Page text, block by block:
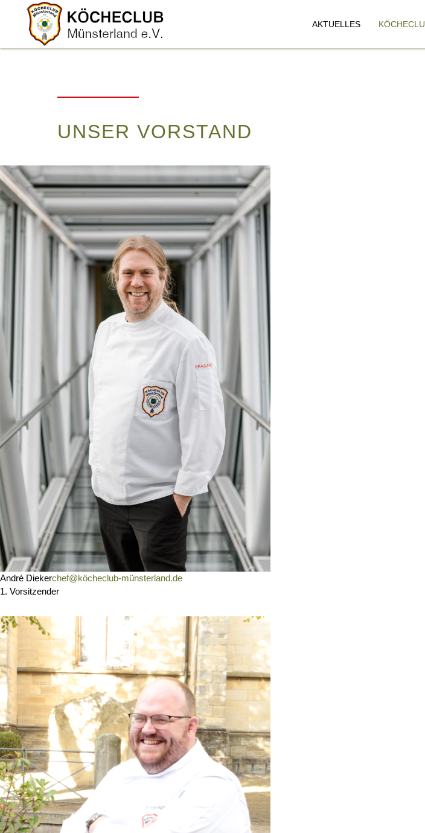
AKTUELLES
UNSER VORSTAND
André Diekerchef@köcheclub-münsterland.de
1. Vorsitzender